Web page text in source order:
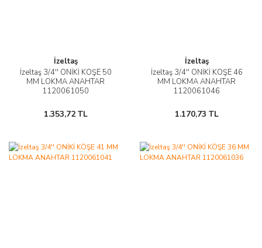
İzeltaş
İzeltaş 3/4'' ONİKİ KÖŞE 50
MM LOKMA ANAHTAR
1120061050
1.353,72 TL
İzeltaş
İzeltaş 3/4'' ONİKİ KÖŞE 46
MM LOKMA ANAHTAR
1120061046
1.170,73 TL